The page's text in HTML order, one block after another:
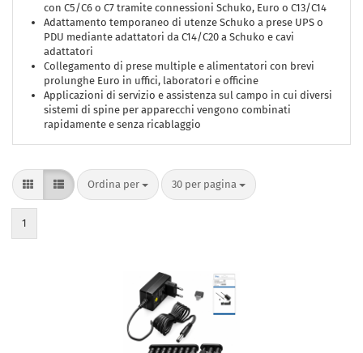
con C5/C6 o C7 tramite connessioni Schuko, Euro o C13/C14
Adattamento temporaneo di utenze Schuko a prese UPS o
PDU mediante adattatori da C14/C20 a Schuko e cavi
adattatori
Collegamento di prese multiple e alimentatori con brevi
prolunghe Euro in uffici, laboratori e officine
Applicazioni di servizio e assistenza sul campo in cui diversi
sistemi di spine per apparecchi vengono combinati
rapidamente e senza ricablaggio
Ordina per
Ordina per 30 per pagina
per pagina
1